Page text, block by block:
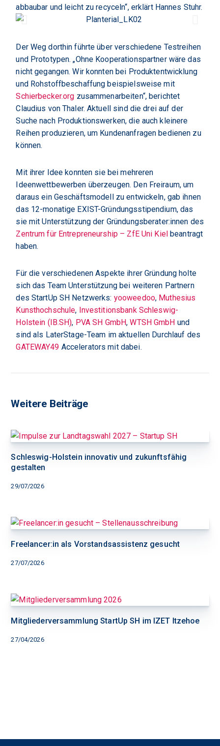
abbaubar und leicht zu recyceln“, erklärt Hannes Stuhr.
Der Weg dorthin führte über verschiedene Testreihen
und Prototypen. „Ohne Kooperationspartner wäre das
nicht gegangen. Wir konnten bei Produktentwicklung
und Rohstoffbeschaffung beispielsweise mit
Schierbecker.org zusammenarbeiten“, berichtet
Claudius von Thaler. Aktuell sind die drei auf der
Suche nach Produktionswerken, die auch kleinere
Reihen produzieren, um Kundenanfragen bedienen zu
können.
Mit ihrer Idee konnten sie bei mehreren
Ideenwettbewerben überzeugen. Den Freiraum, um
daraus ein Geschäftsmodell zu entwickeln, gab ihnen
das 12-monatige EXIST-Gründungsstipendium, das
sie mit Unterstützung der Gründungsberater:innen des
Zentrum für Entrepreneurship – ZfE Uni Kielbeantragt
haben.
Für die verschiedenen Aspekte ihrer Gründung holte
sich das Team Unterstützung bei weiteren Partnern
des StartUp SH Netzwerks: yooweedoo, Muthesius
Kunsthochschule, Investitionsbank Schleswig-
Holstein (IB.SH), PVA SH GmbH,WTSH GmbH und
sind als LaterStage-Team im aktuellen Durchlauf des
GATEWAY49 Accelerators mit dabei.
Weitere Beiträge
29/07/2026
Schleswig-Holstein innovativ und zukunftsfähig
gestalten
27/07/2026
Freelancer:in als Vorstandsassistenz gesucht
27/04/2026
Mitgliederversammlung StartUp SH im IZET Itzehoe